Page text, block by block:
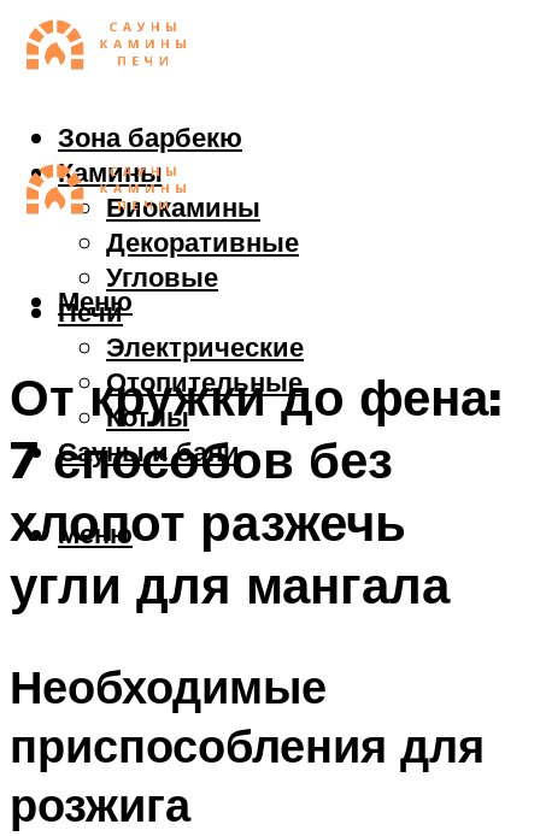
Зона барбекю
Камины
Биокамины
Декоративные
Угловые
Печи
Электрические
Отопительные
Котлы
Сауны и бани
Меню
Меню
От кружки до фена:
7 способов без
хлопот разжечь
угли для мангала
Необходимые
приспособления для
розжига